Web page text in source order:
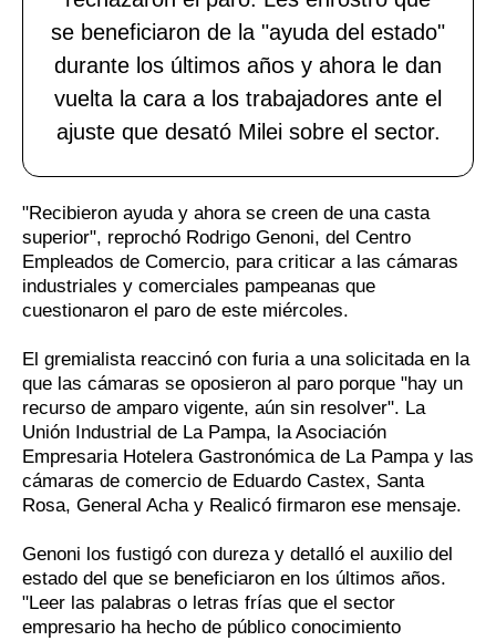
se beneficiaron de la "ayuda del estado"
durante los últimos años y ahora le dan
vuelta la cara a los trabajadores ante el
ajuste que desató Milei sobre el sector.
"Recibieron ayuda y ahora se creen de una casta
superior", reprochó Rodrigo Genoni, del Centro
Empleados de Comercio, para criticar a las cámaras
industriales y comerciales pampeanas que
cuestionaron el paro de este miércoles.
El gremialista reaccinó con furia a una solicitada en la
que las cámaras se oposieron al paro porque "hay un
recurso de amparo vigente, aún sin resolver". La
Unión Industrial de La Pampa, la Asociación
Empresaria Hotelera Gastronómica de La Pampa y las
cámaras de comercio de Eduardo Castex, Santa
Rosa, General Acha y Realicó firmaron ese mensaje.
Genoni los fustigó con dureza y detalló el auxilio del
estado del que se beneficiaron en los últimos años.
"Leer las palabras o letras frías que el sector
empresario ha hecho de público conocimiento